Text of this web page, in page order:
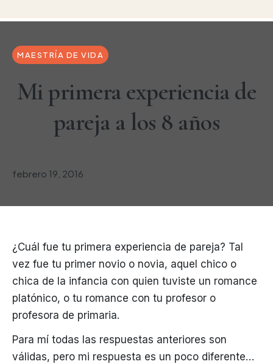
MAESTRÍA DE VIDA
Mi primera experiencia de
pareja a los 8 años
febrero 19, 2016
¿Cuál fue tu primera experiencia de pareja? Tal
vez fue tu primer novio o novia, aquel chico o
chica de la infancia con quien tuviste un romance
platónico, o tu romance con tu profesor o
profesora de primaria.
Para mí todas las respuestas anteriores son
válidas, pero mi respuesta es un poco diferente…